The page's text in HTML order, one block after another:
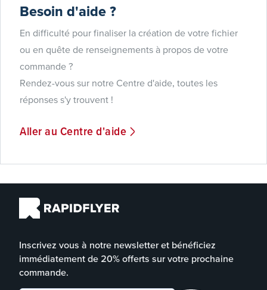
Besoin d'aide ?
En difficulté pour finaliser la création de votre fichier
ou en quête de renseignements à propos de votre
commande ?
Rendez-vous sur notre Centre d'aide, toutes les
réponses s'y trouvent !
Aller au Centre d'aide
Inscrivez vous à notre newsletter et bénéficiez
immédiatement de 20% offerts sur votre prochaine
commande.